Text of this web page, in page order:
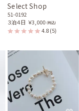
Select Shop
51-0192
３泊４日 ￥3,000 (税込)
4.8(5)